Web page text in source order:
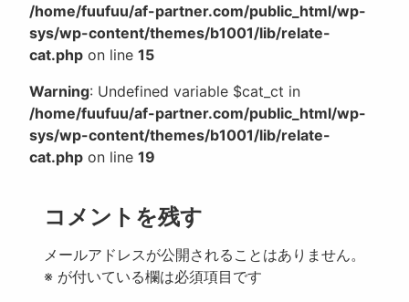
/home/fuufuu/af-partner.com/public_html/wp-
sys/wp-content/themes/b1001/lib/relate-
cat.php on line 15
Warning: Undefined variable $cat_ct in
/home/fuufuu/af-partner.com/public_html/wp-
sys/wp-content/themes/b1001/lib/relate-
cat.php on line 19
コメントを残す
メールアドレスが公開されることはありません。
※ が付いている欄は必須項目です